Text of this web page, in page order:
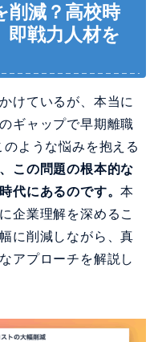
削減？高校時
即戦力人材を
けているが、本当に
ギャップで早期離職
ような悩みを抱える
この問題の根本的な
代にあるのです。本
企業理解を深めるこ
に削減しながら、真
アプローチを解説し